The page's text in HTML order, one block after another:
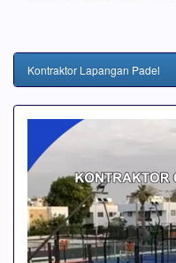
Kontraktor Lapangan Padel